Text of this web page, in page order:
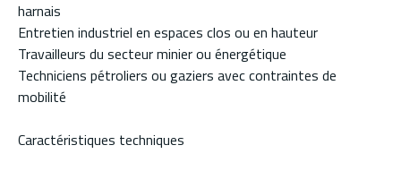
harnais
Entretien industriel en espaces clos ou en hauteur
Travailleurs du secteur minier ou énergétique
Techniciens pétroliers ou gaziers avec contraintes de
mobilité
Caractéristiques techniques